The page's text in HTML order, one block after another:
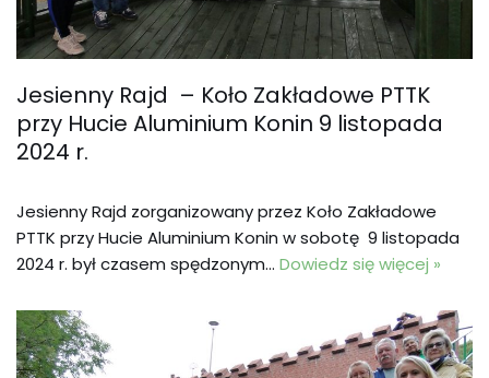
Jesienny Rajd – Koło Zakładowe PTTK
przy Hucie Aluminium Konin 9 listopada
2024 r.
Jesienny Rajd zorganizowany przez Koło Zakładowe
PTTK przy Hucie Aluminium Konin w sobotę 9 listopada
2024 r. był czasem spędzonym… Dowiedz się więcej »